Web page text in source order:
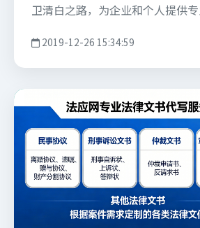
卫清白之路，为企业和个人提供专
2019-12-26 15:34:59